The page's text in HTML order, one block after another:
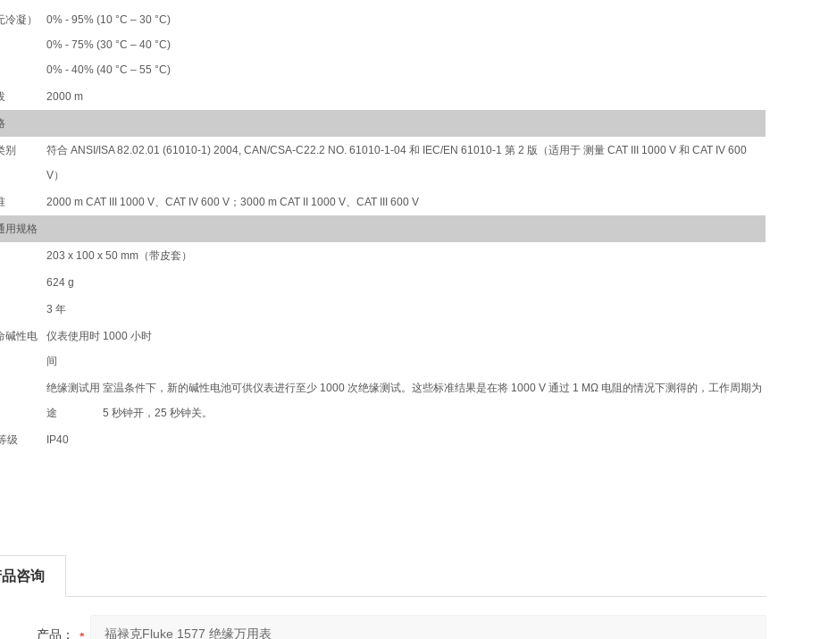
凝）
0% - 95% (10 °C – 30 °C)
0% - 75% (30 °C – 40 °C)
0% - 40% (40 °C – 55 °C)
2000 m
别
符合 ANSI/ISA 82.02.01 (61010-1) 2004, CAN/CSA-C22.2 NO. 61010-1-04 和 IEC/EN 61010-1 第 2 版（适用于 测量 CAT III 1000 V 和 CAT IV 600
V）
2000 m CAT III 1000 V、CAT IV 600 V；3000 m CAT II 1000 V、CAT III 600 V
用规格
203 x 100 x 50 mm（带皮套）
624 g
3 年
碱性电
仪表使用时
间
1000 小时
绝缘测试用
途
室温条件下，新的碱性电池可供仪表进行至少 1000 次绝缘测试。这些标准结果是在将 1000 V 通过 1 MΩ 电阻的情况下测得的，工作周期为
5 秒钟开，25 秒钟关。
级 IP40
咨询
产品：